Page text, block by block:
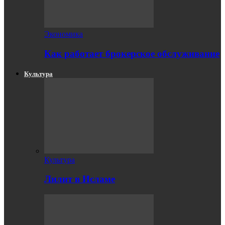
Экономика
Как работает брокерское обслуживание
Культура
Культура
Лилит в Исламе